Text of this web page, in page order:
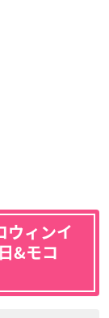
ウィンイ
&モコ